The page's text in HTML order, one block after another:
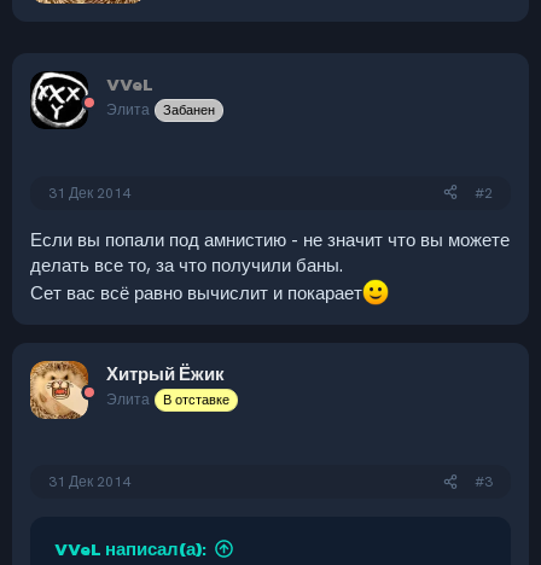
VVeL
Элита Забанен
31 Дек 2014 #2
Если вы попали под амнистию - не значит что вы можете
делать все то, за что получили баны.
Сет вас всё равно вычислит и покарает
Хитрый Ёжик
Элита В отставке
31 Дек 2014 #3
VVeL написал(а):